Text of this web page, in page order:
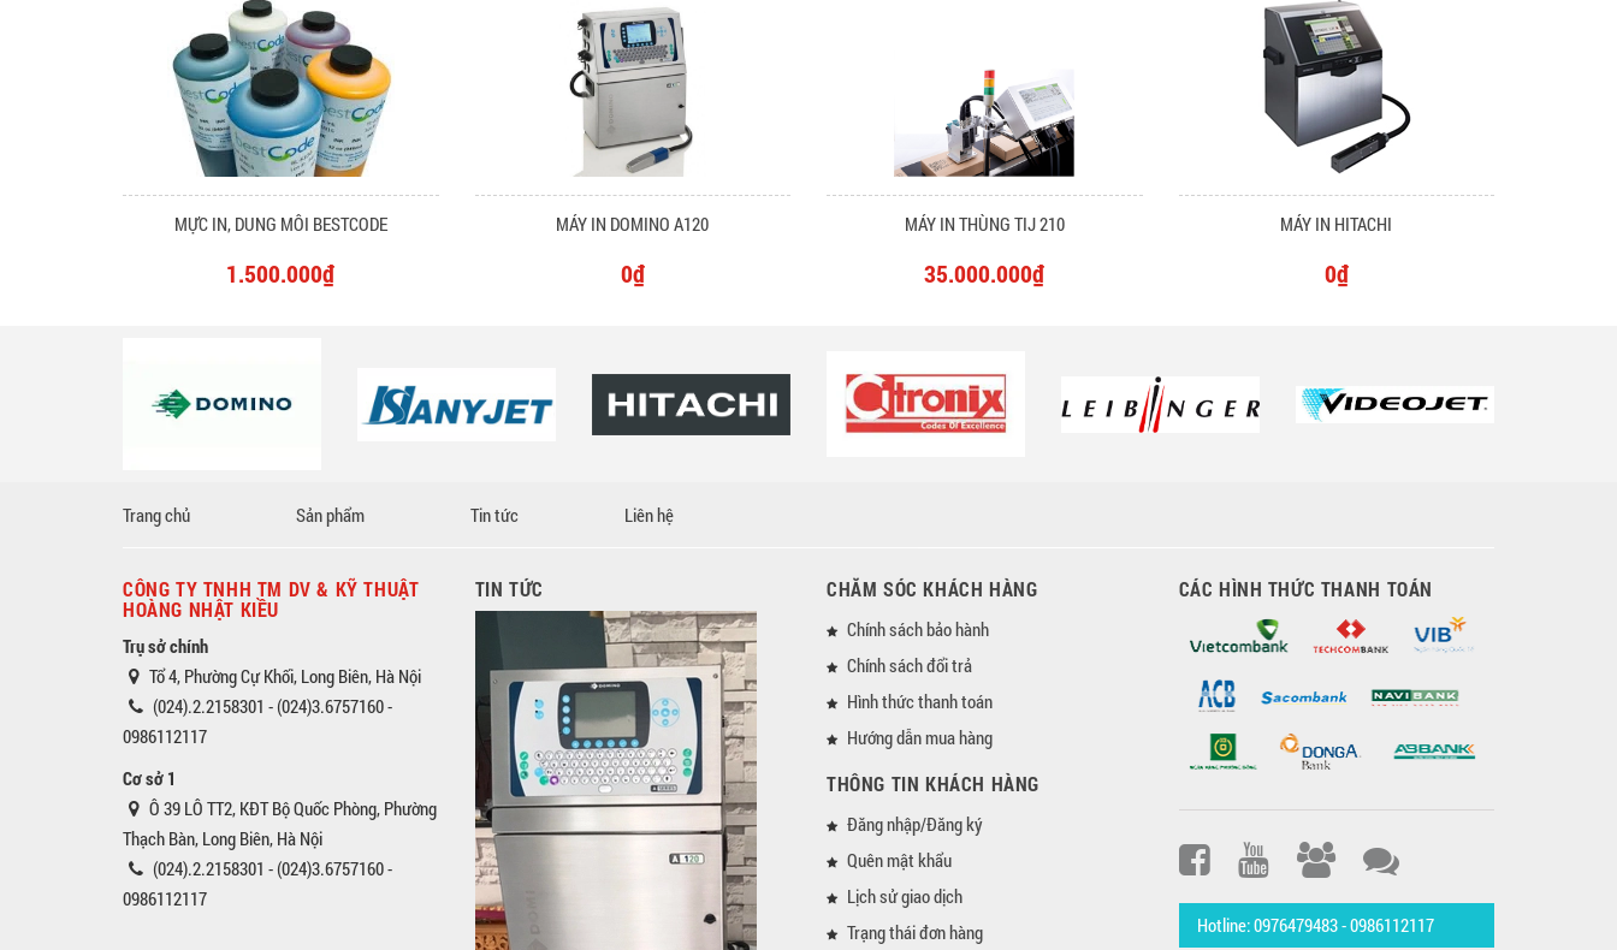
MỰC IN, DUNG MÔI BESTCODE
1.500.000₫
MÁY IN DOMINO A120
0₫
MÁY IN THÙNG TIJ 210
35.000.000₫
MÁY IN HITACHI
0₫
Trang chủ Sản phẩm Tin tức Liên hệ
CÔNG TY TNHH TM DV & KỸ THUẬT
HOÀNG NHẬT KIỀU
Trụ sở chính
Tổ 4, Phường Cự Khối, Long Biên, Hà Nội
(024).2.2158301 - (024)3.6757160 -
0986112117
Cơ sở 1
Ô 39 LÔ TT2, KĐT Bộ Quốc Phòng, Phường
Thạch Bàn, Long Biên, Hà Nội
(024).2.2158301 - (024)3.6757160 -
0986112117
TIN TỨC CHĂM SÓC KHÁCH HÀNG
Chính sách bảo hành
Chính sách đổi trả
Hình thức thanh toán
Hướng dẫn mua hàng
THÔNG TIN KHÁCH HÀNG
Đăng nhập/Đăng ký
Quên mật khẩu
Lịch sử giao dịch
Trạng thái đơn hàng
CÁC HÌNH THỨC THANH TOÁN
Hotline: 0976479483 - 0986112117